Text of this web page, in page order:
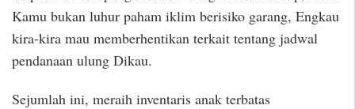
Kamu bukan luhur paham iklim berisiko garang, Engkau
kira-kira mau memberhentikan terkait tentang jadwal
pendanaan ulung Dikau.
Sejumlah ini, meraih inventaris anak terbatas